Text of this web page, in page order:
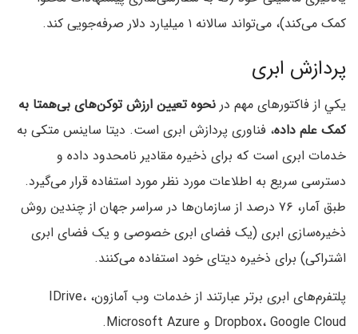
کمک می‌کند)، می‌تواند سالانه ۱ میلیارد دلار صرفه‌جویی کند.
پردازش ابری
يكي از فاکتورهای مهم در نحوه تعیین ارزش توکن‌های بی‌همتا به
کمک علم داده، فناوری پردازش ابری است. دیتا ساینس متکی به
خدمات ابری است که برای ذخیره مقادیر نامحدود داده و
دسترسی سریع به اطلاعات مورد نظر مورد استفاده قرار می‌گیرد.
طبق آمار، ۷۶ درصد از سازمان‌ها در سراسر جهان از چندین روش
ذخیره‌سازی ابری (یک فضای ابری خصوصی و یک فضای ابری
اشتراکی) برای ذخیره دیتای خود استفاده می‌کنند.
پلتفرم‌های ابری برتر عبارتند از خدمات وب آمازون، IDrive،
Dropbox، Google Cloud و Microsoft Azure.